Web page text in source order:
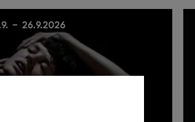
- 26.9.2026